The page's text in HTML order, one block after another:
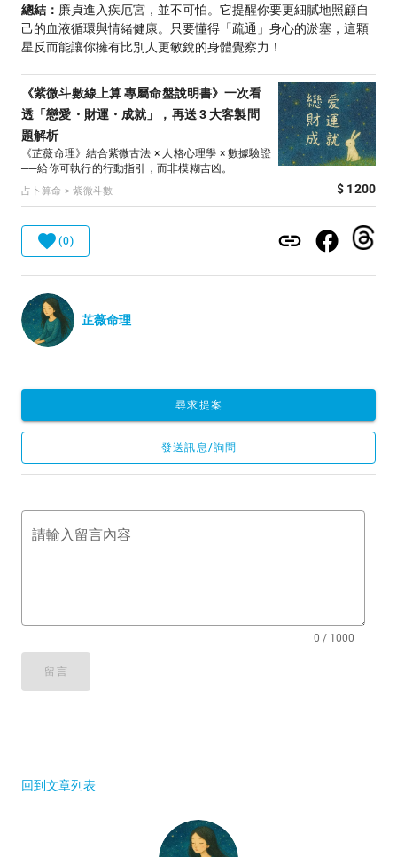
總結： 廉貞進入疾厄宮，並不可怕。它提醒你要更細膩地照顧自
己的血液循環與情緒健康。只要懂得「疏通」身心的淤塞，這顆
星反而能讓你擁有比別人更敏銳的身體覺察力！
《紫微斗數線上算 專屬命盤說明書》一次看
透「戀愛・財運・成就」，再送 3 大客製問
題解析
《芷薇命理》結合紫微古法 × 人格心理學 × 數據驗證
──給你可執行的行動指引，而非模糊吉凶。
占卜算命 > 紫微斗數 $ 1200
(0)
芷薇命理
尋求提案
發送訊息/詢問
請輸入留言內容
0 / 1000
留言
回到文章列表